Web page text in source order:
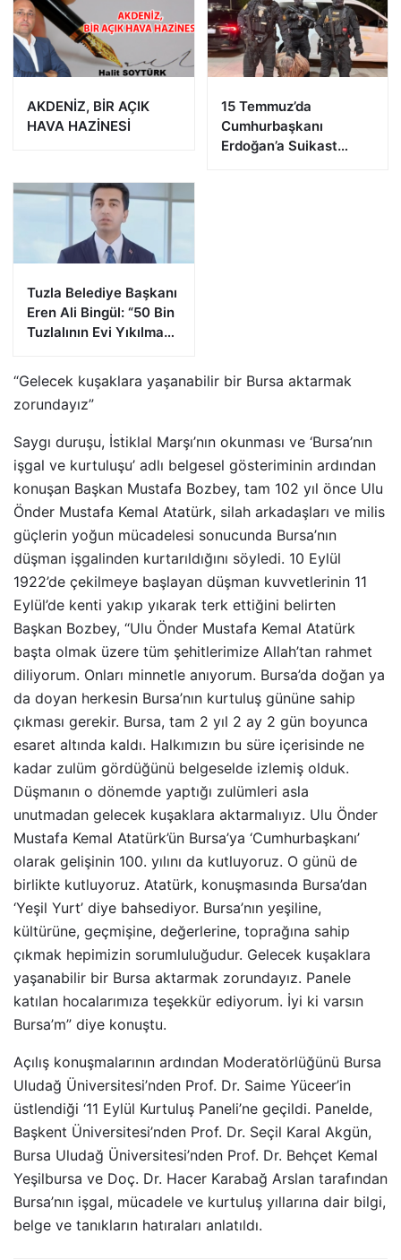
AKDENİZ, BİR AÇIK
HAVA HAZİNESİ
15 Temmuz’da
Cumhurbaşkanı
Erdoğan’a Suikast
Tuzla Belediye Başkanı
Eren Ali Bingül: “50 Bin
Tuzlalının Evi Yıkılma
“Gelecek kuşaklara yaşanabilir bir Bursa aktarmak
zorundayız”
Saygı duruşu, İstiklal Marşı’nın okunması ve ‘Bursa’nın
işgal ve kurtuluşu’ adlı belgesel gösteriminin ardından
konuşan Başkan Mustafa Bozbey, tam 102 yıl önce Ulu
Önder Mustafa Kemal Atatürk, silah arkadaşları ve milis
güçlerin yoğun mücadelesi sonucunda Bursa’nın
düşman işgalinden kurtarıldığını söyledi. 10 Eylül
1922’de çekilmeye başlayan düşman kuvvetlerinin 11
Eylül’de kenti yakıp yıkarak terk ettiğini belirten
Başkan Bozbey, “Ulu Önder Mustafa Kemal Atatürk
başta olmak üzere tüm şehitlerimize Allah’tan rahmet
diliyorum. Onları minnetle anıyorum. Bursa’da doğan ya
da doyan herkesin Bursa’nın kurtuluş gününe sahip
çıkması gerekir. Bursa, tam 2 yıl 2 ay 2 gün boyunca
esaret altında kaldı. Halkımızın bu süre içerisinde ne
kadar zulüm gördüğünü belgeselde izlemiş olduk.
Düşmanın o dönemde yaptığı zulümleri asla
unutmadan gelecek kuşaklara aktarmalıyız. Ulu Önder
Mustafa Kemal Atatürk’ün Bursa’ya ‘Cumhurbaşkanı’
olarak gelişinin 100. yılını da kutluyoruz. O günü de
birlikte kutluyoruz. Atatürk, konuşmasında Bursa’dan
‘Yeşil Yurt’ diye bahsediyor. Bursa’nın yeşiline,
kültürüne, geçmişine, değerlerine, toprağına sahip
çıkmak hepimizin sorumluluğudur. Gelecek kuşaklara
yaşanabilir bir Bursa aktarmak zorundayız. Panele
katılan hocalarımıza teşekkür ediyorum. İyi ki varsın
Bursa’m” diye konuştu.
Açılış konuşmalarının ardından Moderatörlüğünü Bursa
Uludağ Üniversitesi’nden Prof. Dr. Saime Yüceer’in
üstlendiği ‘11 Eylül Kurtuluş Paneli’ne geçildi. Panelde,
Başkent Üniversitesi’nden Prof. Dr. Seçil Karal Akgün,
Bursa Uludağ Üniversitesi’nden Prof. Dr. Behçet Kemal
Yeşilbursa ve Doç. Dr. Hacer Karabağ Arslan tarafından
Bursa’nın işgal, mücadele ve kurtuluş yıllarına dair bilgi,
belge ve tanıkların hatıraları anlatıldı.